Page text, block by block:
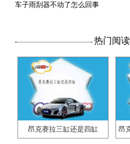
车子雨刮器不动了怎么回事
热门阅读
昂克赛拉三缸还是四缸